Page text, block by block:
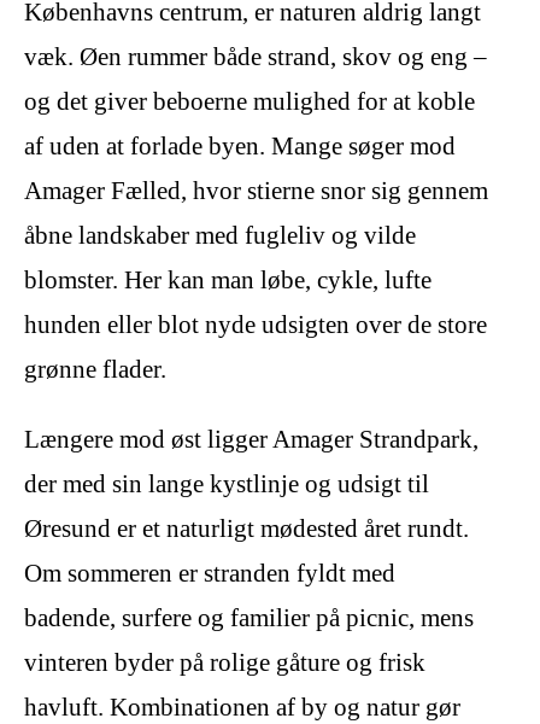
Københavns centrum, er naturen aldrig langt
væk. Øen rummer både strand, skov og eng –
og det giver beboerne mulighed for at koble
af uden at forlade byen. Mange søger mod
Amager Fælled, hvor stierne snor sig gennem
åbne landskaber med fugleliv og vilde
blomster. Her kan man løbe, cykle, lufte
hunden eller blot nyde udsigten over de store
grønne flader.
Længere mod øst ligger Amager Strandpark,
der med sin lange kystlinje og udsigt til
Øresund er et naturligt mødested året rundt.
Om sommeren er stranden fyldt med
badende, surfere og familier på picnic, mens
vinteren byder på rolige gåture og frisk
havluft. Kombinationen af by og natur gør